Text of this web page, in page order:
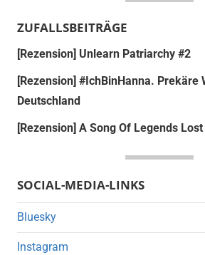
ZUFALLSBEITRÄGE
[Rezension] Unlearn Patriarchy #2
[Rezension] #IchBinHanna. Prekäre
Deutschland
[Rezension] A Song Of Legends Lost
SOCIAL-MEDIA-LINKS
Bluesky
Instagram